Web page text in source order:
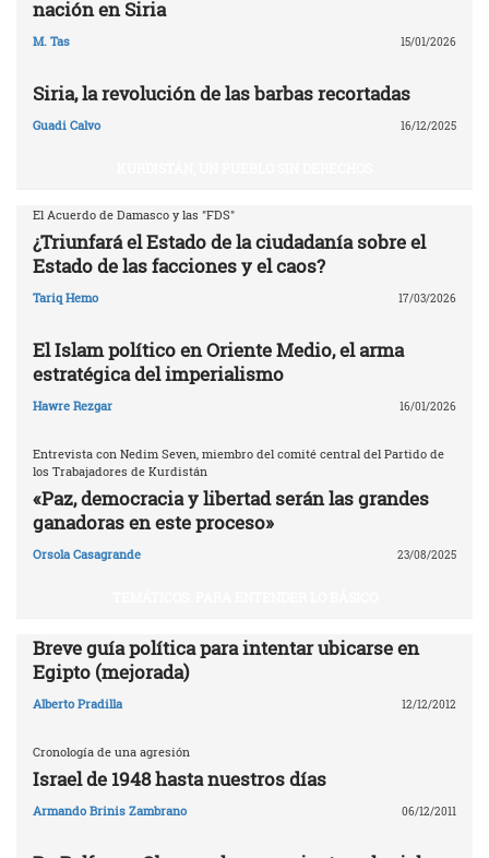
nación en Siria
M. Tas 15/01/2026
Siria, la revolución de las barbas recortadas
Guadi Calvo 16/12/2025
El Acuerdo de Damasco y las "FDS"
¿Triunfará el Estado de la ciudadanía sobre el
Estado de las facciones y el caos?
Tariq Hemo 17/03/2026
El Islam político en Oriente Medio, el arma
estratégica del imperialismo
Hawre Rezgar 16/01/2026
Entrevista con Nedim Seven, miembro del comité central del Partido de
los Trabajadores de Kurdistán
«Paz, democracia y libertad serán las grandes
ganadoras en este proceso»
Orsola Casagrande 23/08/2025
Breve guía política para intentar ubicarse en
Egipto (mejorada)
Alberto Pradilla 12/12/2012
Cronología de una agresión
Israel de 1948 hasta nuestros días
Armando Brinis Zambrano 06/12/2011